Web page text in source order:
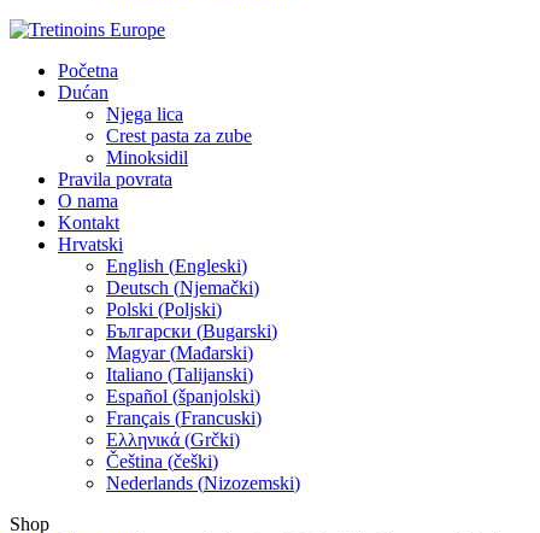
Početna
Dućan
Njega lica
Crest pasta za zube
Minoksidil
Pravila povrata
O nama
Kontakt
Hrvatski
English (Engleski)
Deutsch (Njemački)
Polski (Poljski)
Български (Bugarski)
Magyar(Mađarski)
Italiano (Talijanski)
Español (španjolski)
Français (Francuski)
Ελληνικά (Grčki)
Čeština (češki)
Nederlands (Nizozemski)
Shop